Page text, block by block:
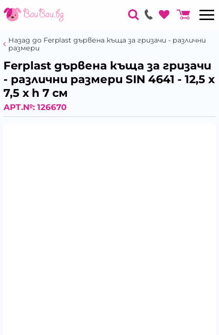
Назад до Ferplast дървена къща за гризачи - различни
размери
Ferplast дървена къща за гризачи
- различни размери SIN 4641 - 12,5 х
7,5 х h 7 см
АРТ.№: 126670